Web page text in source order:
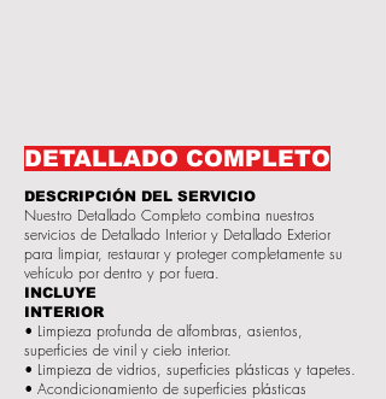
DETALLADO COMPLETO
DESCRIPCIÓN DEL SERVICIO
Nuestro Detallado Completo combina nuestros
servicios de Detallado Interior y Detallado Exterior
para limpiar, restaurar y proteger completamente su
vehículo por dentro y por fuera.
INCLUYE
INTERIOR
• Limpieza profunda de alfombras, asientos,
superficies de vinil y cielo interior.
• Limpieza de vidrios, superficies plásticas y tapetes.
• Acondicionamiento de superficies plásticas